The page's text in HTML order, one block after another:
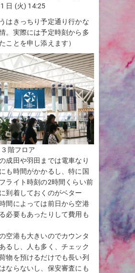
日 (火) 14:25
はきっちり予定通り行かな
。実際には予定時刻から多
ことを申し添えます）
階フロア
成田や羽田までは電車なり
も時間がかかるし、特に国
ライト時刻の2時間くらい前
到着しておくのがベター
間によっては前日から空港
必要もあったりして費用も
空港も大きいのでカウンタ
るし、人も多く、チェック
物を預けるだけでも長い列
ならないし、保安審査にも